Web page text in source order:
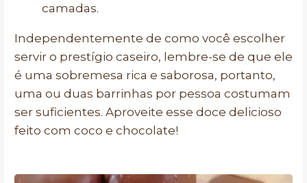
camadas.
Independentemente de como você escolher
servir o prestígio caseiro, lembre-se de que ele
é uma sobremesa rica e saborosa, portanto,
uma ou duas barrinhas por pessoa costumam
ser suficientes. Aproveite esse doce delicioso
feito com coco e chocolate!